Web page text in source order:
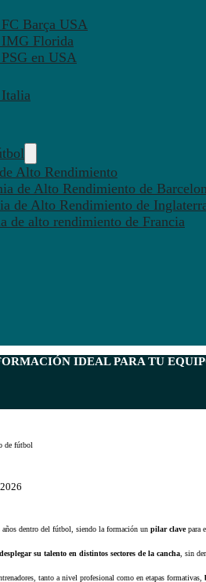
Barça USA
Florida
en USA
Alto Rendimiento
de Alto Rendimiento de
de Alto Rendimiento de
de alto rendimiento de Francia
IDEAL PARA TU
de fútbol
dentro del fútbol, siendo la formación un pilar clavepara
desplegar su talento en distintos sectores de la cancha , sin
tanto a nivel profesional como en etapas formativas,